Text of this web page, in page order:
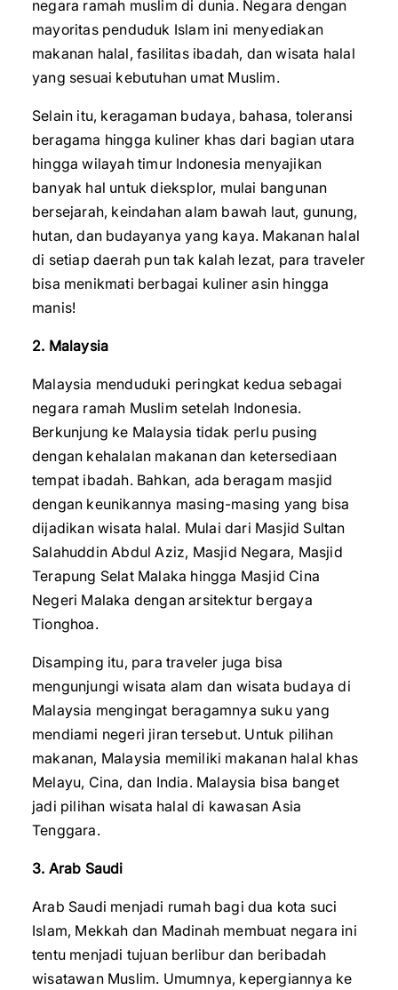
negara ramah muslim di dunia. Negara dengan
mayoritas penduduk Islam ini menyediakan
makanan halal, fasilitas ibadah, dan wisata halal
yang sesuai kebutuhan umat Muslim.
Selain itu, keragaman budaya, bahasa, toleransi
beragama hingga kuliner khas dari bagian utara
hingga wilayah timur Indonesia menyajikan
banyak hal untuk dieksplor, mulai bangunan
bersejarah, keindahan alam bawah laut, gunung,
hutan, dan budayanya yang kaya. Makanan halal
di setiap daerah pun tak kalah lezat, para traveler
bisa menikmati berbagai kuliner asin hingga
manis!
2. Malaysia
Malaysia menduduki peringkat kedua sebagai
negara ramah Muslim setelah Indonesia.
Berkunjung ke Malaysia tidak perlu pusing
dengan kehalalan makanan dan ketersediaan
tempat ibadah. Bahkan, ada beragam masjid
dengan keunikannya masing-masing yang bisa
dijadikan wisata halal. Mulai dari Masjid Sultan
Salahuddin Abdul Aziz, Masjid Negara, Masjid
Terapung Selat Malaka hingga Masjid Cina
Negeri Malaka dengan arsitektur bergaya
Tionghoa.
Disamping itu, para traveler juga bisa
mengunjungi wisata alam dan wisata budaya di
Malaysia mengingat beragamnya suku yang
mendiami negeri jiran tersebut. Untuk pilihan
makanan, Malaysia memiliki makanan halal khas
Melayu, Cina, dan India. Malaysia bisa banget
jadi pilihan wisata halal di kawasan Asia
Tenggara.
3. Arab Saudi
Arab Saudi menjadi rumah bagi dua kota suci
Islam, Mekkah dan Madinah membuat negara ini
tentu menjadi tujuan berlibur dan beribadah
wisatawan Muslim. Umumnya, kepergiannya ke